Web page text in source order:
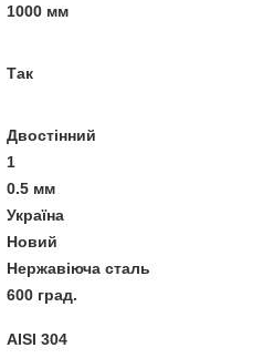
1000 мм
Так
Двостінний
1
0.5 мм
Україна
Новий
Нержавіюча сталь
600 град.
AISI 304